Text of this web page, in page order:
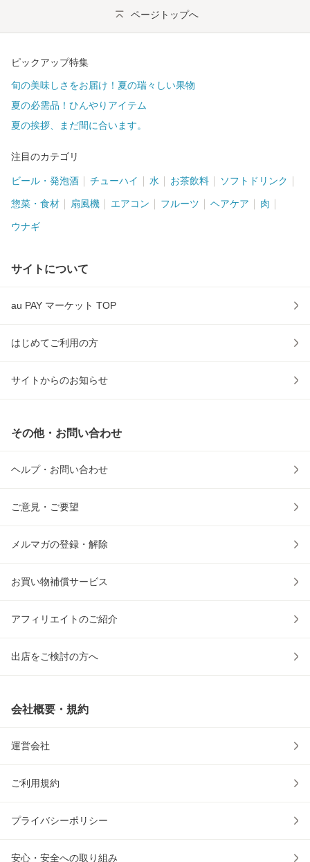
ページトップへ
ピックアップ特集
旬の美味しさをお届け！夏の瑞々しい果物
夏の必需品！ひんやりアイテム
夏の挨拶、まだ間に合います。
注目のカテゴリ
ビール・発泡酒 チューハイ 水 お茶飲料 ソフトドリンク
惣菜・食材 扇風機 エアコン フルーツ ヘアケア 肉
ウナギ
サイトについて
au PAY マーケット TOP
はじめてご利用の方
サイトからのお知らせ
その他・お問い合わせ
ヘルプ・お問い合わせ
ご意見・ご要望
メルマガの登録・解除
お買い物補償サービス
アフィリエイトのご紹介
出店をご検討の方へ
会社概要・規約
運営会社
ご利用規約
プライバシーポリシー
安心・安全への取り組み